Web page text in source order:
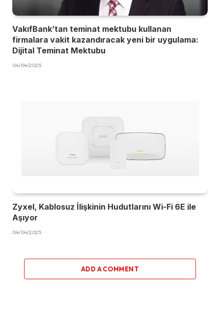
VakıfBank’tan teminat mektubu kullanan
firmalara vakit kazandıracak yeni bir uygulama:
Dijital Teminat Mektubu
04/04/2025
Zyxel, Kablosuz İlişkinin Hudutlarını Wi-Fi 6E ile
Aşıyor
04/04/2025
ADD A COMMENT